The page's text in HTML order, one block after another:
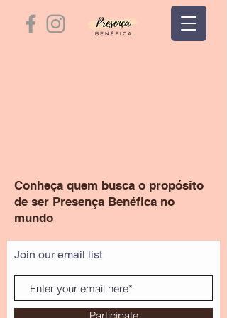
Conheça quem busca o propósito
de ser Presença Benéfica no
mundo
Join our email list